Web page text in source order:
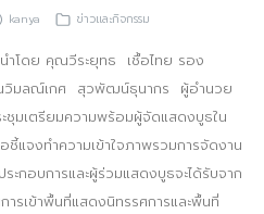
นไลน์
kanya ข่าวและกิจกรรม
ำโดย คุณวีระยุทธ เชื้อไทย รอง
วิมลณ์เกศ สุวพัฒน์ธุนากร ผู้อำนวย
ชุมเตรียมความพร้อมผู้จัดแสดงบูธใน
ชี้แจงทำความเข้าใจภาพรวมการจัดงาน
ระกอบการและผู้ร่วมแสดงบูธจะได้รับจาก
ารเข้าพื้นที่แสดงนิทรรศการและพื้นที่